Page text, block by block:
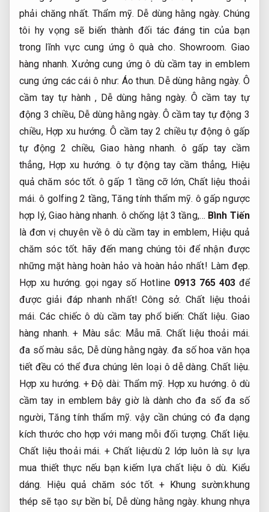
phải chăng nhất.Thẩm mỹ. Dễ dùng hằng ngày. Chúng
tôi hy vọng sẽ biến thành đối tác đáng tin của bạn
trong lĩnh vực cung ứng ô quà cho. Showroom. Giao
hàng nhanh. Xưởng cung ứng ô dù cầm tay in emblem
cung ứng các cái ô như: Áo thun. Dễ dùng hằng ngày. Ô
cầm tay tự hành , Dễ dùng hằng ngày. Ô cầm tay tự
động 3 chiều, Dễ dùng hằng ngày. Ô cầm tay tự động 3
chiều, Hợp xu hướng. Ô cầm tay 2 chiều tự động ô gấp
tự động 2 chiều,Giao hàng nhanh. ô gấp tay cầm
thẳng, Hợp xu hướng. ô tự động tay cầm thẳng, Hiệu
quả chăm sóc tốt. ô gấp 1 tầng cỡ lớn, Chất liệu thoải
mái. ô golfing 2 tầng,Tăng tính thẩm mỹ. ô gấp ngược
hợp lý, Giao hàng nhanh. ô chống lật 3 tầng,… Bình Tiến
là đơn vị chuyên về ô dù cầm tay in emblem, Hiệu quả
chăm sóc tốt. hãy đến mang chúng tôi để nhận được
những mặt hàng hoàn hảo và hoàn hảo nhất! Làm đẹp.
Hợp xu hướng. gọi ngay số Hotline 0913 765 403 để
được giải đáp nhanh nhất!Công sở. Chất liệu thoải
mái. Các chiếc ô dù cầm tay phổ biến: Chất liệu. Giao
hàng nhanh. + Màu sắc: Mẫu mã. Chất liệu thoải mái.
đa số màu sắc, Dễ dùng hằng ngày. đa số hoa văn họa
tiết đều có thể đưa chúng lên loại ô dễ dàng.Chất liệu.
Hợp xu hướng. + Độ dài: Thẩm mỹ. Hợp xu hướng. ô dù
cầm tay in emblem bây giờ là dành cho đa số đa số
người,Tăng tính thẩm mỹ. vậy cần chúng có đa dạng
kích thước cho hợp với mang mỗi đối tượng.Chất liệu.
Chất liệu thoải mái. + Chất liệu:dù 2 lớp luôn là sự lựa
mua thiết thực nếu bạn kiếm lựa chất liệu ô dù. Kiểu
dáng.
Hiệu quả chăm sóc tốt. + Khung sườn:khung
thép sẽ tạo sự bền bỉ, Dễ dùng hằng ngày. khung nhựa